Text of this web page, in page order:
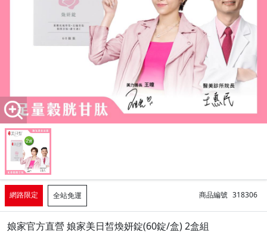
網路限定 全站免運 商品編號 318306
娘家官方直營 娘家美日皙煥妍錠(60錠/盒) 2盒組